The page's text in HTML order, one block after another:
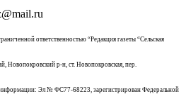
ответственностью “Редакция газеты “Сельская
Новопокровский р-н, ст. Новопокровская, пер.
Эл № ФС77-68223, зарегистрирован Федеральной